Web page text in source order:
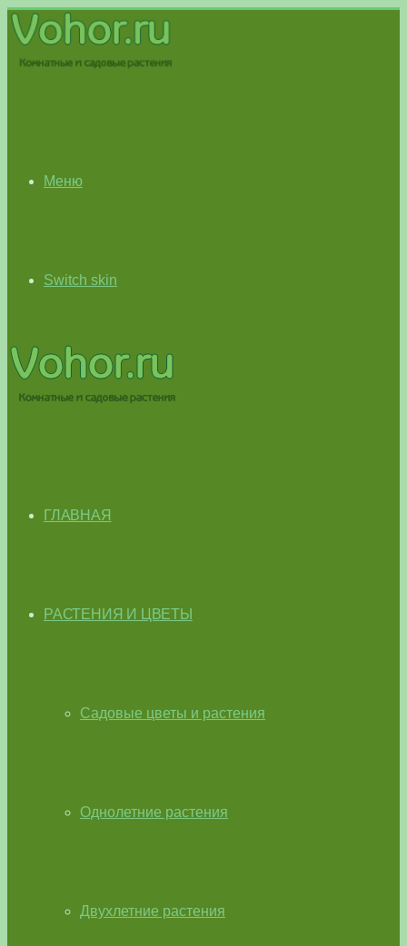
Меню
Switch skin
ГЛАВНАЯ
РАСТЕНИЯ И ЦВЕТЫ
Садовые цветы и растения
Однолетние растения
Двухлетние растения